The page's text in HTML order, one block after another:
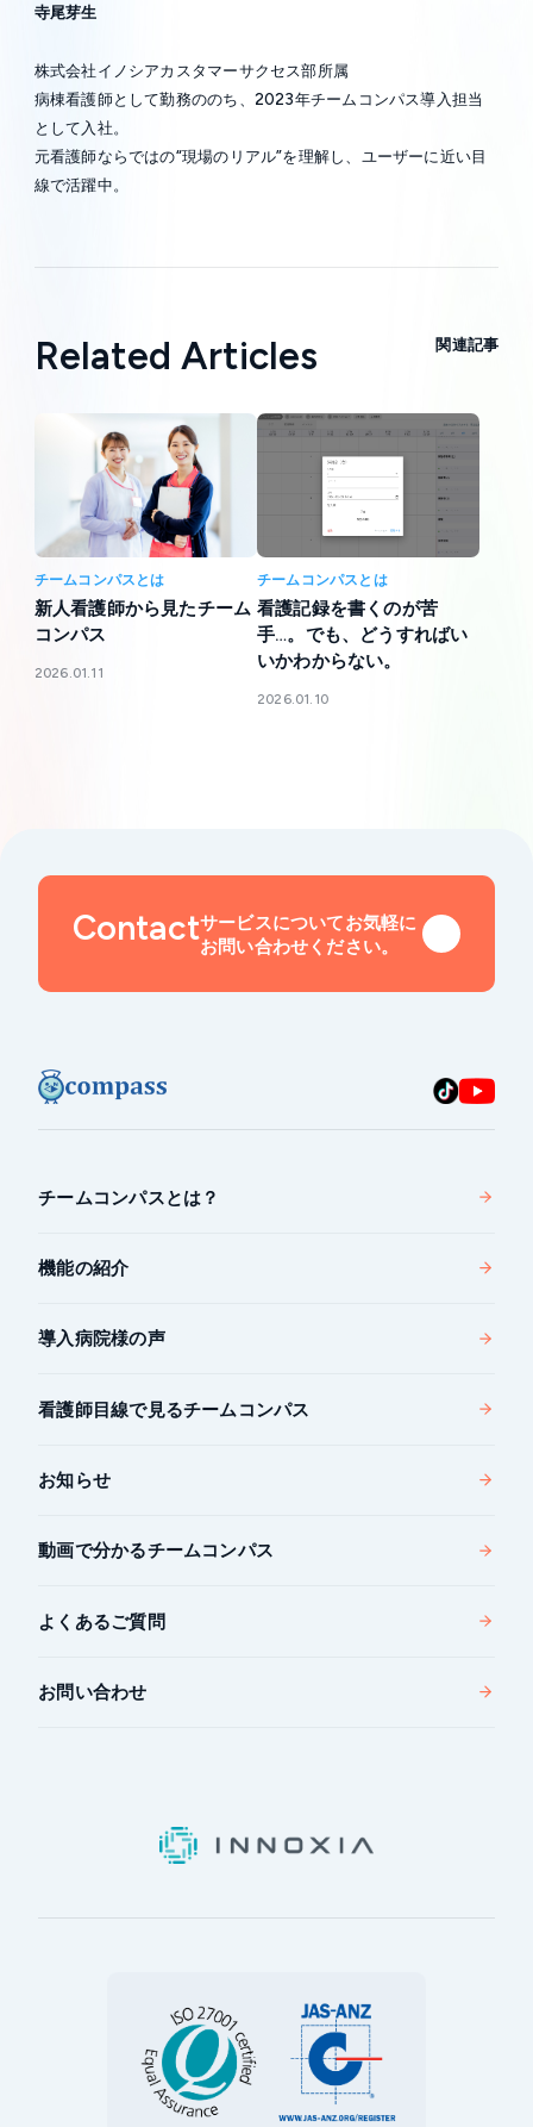
寺尾芽生
株式会社イノシアカスタマーサクセス部所属
病棟看護師として勤務ののち、2023年チームコンパス導入担当
として入社。
元看護師ならではの“現場のリアル”を理解し、ユーザーに近い目
線で活躍中。
Related Articles 関連記事
チームコンパスとは
新人看護師から見たチーム
コンパス
2026.01.11
チームコンパスとは
看護記録を書くのが苦
手…。でも、どうすればい
いかわからない。
2026.01.10
Contactサービスについてお気軽に
お問い合わせください。
チームコンパスとは？
機能の紹介
導入病院様の声
看護師目線で見るチームコンパス
お知らせ
動画で分かるチームコンパス
よくあるご質問
お問い合わせ